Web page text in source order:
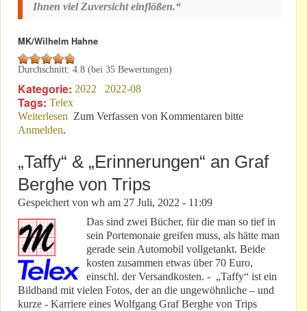
Ihnen viel Zuversicht einflößen.“
MK/Wilhelm Hahne
Durchschnitt: 4.8 (bei 35 Bewertungen)
Kategorie: 2022 2022-08
Tags: Telex
Weiterlesen über 31.07.22: Motorsport-Fans in der Eifel & ihr
Zum Verfassen von Kommentaren bitte
Anmelden.
„Taffy“ & „Erinnerungen“ an Graf
Berghe von Trips
Gespeichert von wh am 27 Juli, 2022 - 11:09
Das sind zwei Bücher, für die man so tief in
sein Portemonaie greifen muss, als hätte man
gerade sein Automobil vollgetankt. Beide
kosten zusammen etwas über 70 Euro,
einschl. der Versandkosten. - „Taffy“ ist ein
Bildband mit vielen Fotos, der an die ungewöhnliche – und
kurze - Karriere eines Wolfgang Graf Berghe von Trips